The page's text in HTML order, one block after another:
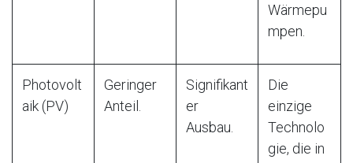
Wärmepu
mpen.
Photovolt
aik (PV)
Geringer
Anteil.
Signifikant
er
Ausbau.
Die
einzige
Technolo
gie, die in